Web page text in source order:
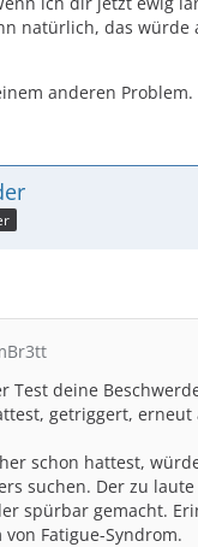
natürlich, das würde
anderen Problem.
Test deine
getriggert, erneut
schon hattest,
suchen. Der zu
spürbar gemacht.
Fatigue-Syndrom.